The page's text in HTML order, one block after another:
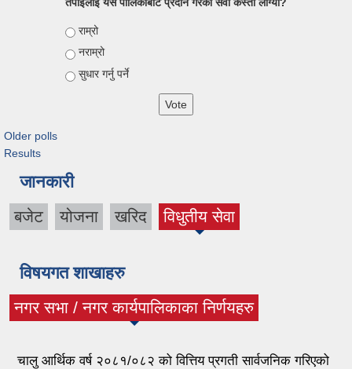
Choices
राम्रो
नराम्रो
सुधार गर्नु पर्ने
Older polls
Results
जानकारी
बजेट योजना खरिद विधुतीय सेवा
विषयगत शाखाहरु
नगर सभा / नगर कार्यपालिकाका निर्णयहरु
(active tab)
चालु आर्थिक वर्ष २०८१/०८२ को वित्तिय प्रगती सार्वजनिक गरिएको